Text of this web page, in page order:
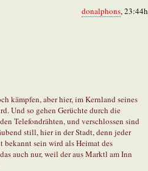
donalphons, 23:44h
kämpfen, aber hier, im Kernland seines
Und so gehen Gerüchte durch die
Telefondrähten, und verschlossen sind
still, hier in der Stadt, denn jeder
bekannt sein wird als Heimat des
auch nur, weil der aus Marktl am Inn